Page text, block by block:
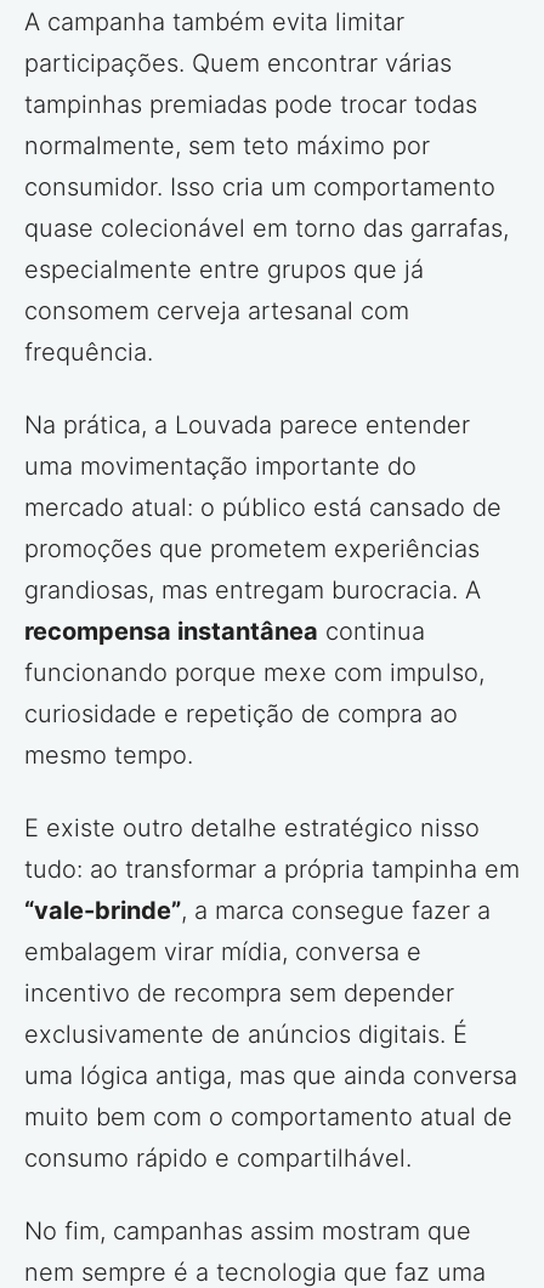
A campanha também evita limitar
participações. Quem encontrar várias
tampinhas premiadas pode trocar todas
normalmente, sem teto máximo por
consumidor. Isso cria um comportamento
quase colecionável em torno das garrafas,
especialmente entre grupos que já
consomem cerveja artesanal com
frequência.
Na prática, a Louvada parece entender
uma movimentação importante do
mercado atual: o público está cansado de
promoções que prometem experiências
grandiosas, mas entregam burocracia. A
recompensa instantânea continua
funcionando porque mexe com impulso,
curiosidade e repetição de compra ao
mesmo tempo.
E existe outro detalhe estratégico nisso
tudo: ao transformar a própria tampinha em
“vale-brinde”, a marca consegue fazer a
embalagem virar mídia, conversa e
incentivo de recompra sem depender
exclusivamente de anúncios digitais. É
uma lógica antiga, mas que ainda conversa
muito bem com o comportamento atual de
consumo rápido e compartilhável.
No fim, campanhas assim mostram que
nem sempre é a tecnologia que faz uma